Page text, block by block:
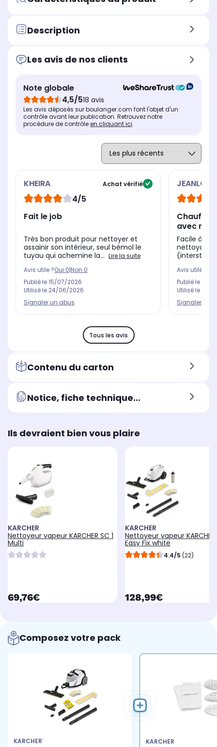
Pour laver à la vapeur
Fonction turbo vapeur
Oui
Non
Autonomie illimitée
oui, permet de remplir le
réservoir en cours
d'utilisation pour une
Pour laver à la vapeur
Non
non, nécessite de laisser
refroidir l'appareil avant de
pouvoir remplir le réservoir
Description
Les avis de nos clients
Note globale
4,5/518 avis
Les avis déposés sur boulanger.com font l'objet d'un
contrôle avant leur publication. Retrouvez notre
procédure de contrôleen cliquant ici.
KHEIRA Achat vérifié
4/5
Fait le job
Très bon produit pour nettoyer et
assainir son intérieur, seul bémol le
tuyau qui achemine la... Lire la suite
Avis utile ?Oui 0 Non 0
Publié le15/07/2026
Utilisé le 24/06/2026
Signaler un abus
Chauffe
avec
Facile à
nettoyage
Avis utile ?
Publié le
Utilisé le
Signaler un
Tous les avis
Contenu du carton
Notice, fiche technique...
Ils devraient bien vous plaire
KARCHER
Nettoyeur vapeur KARCHER SC 1
Multi
currentPrice
69,76€
KARCHER
Nettoyeur vapeur KARCHER
Easy Fix white
4.4/5 (22)
currentPrice
128,99€
Composez votre pack
KARCHER
KARCHER